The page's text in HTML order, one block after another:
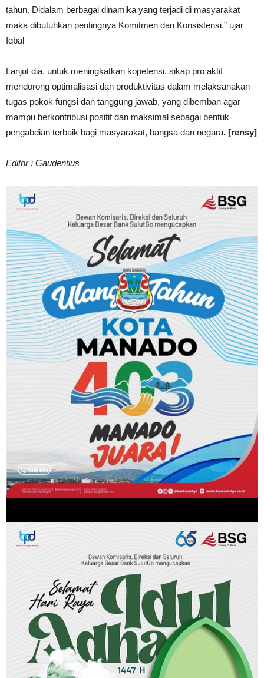
tahun. Didalam berbagai dinamika yang terjadi di masyarakat
maka dibutuhkan pentingnya Komitmen dan Konsistensi,” ujar
Iqbal
Lanjut dia, untuk meningkatkan kopetensi, sikap pro aktif
mendorong optimalisasi dan produktivitas dalam melaksanakan
tugas pokok fungsi dan tanggung jawab, yang dibemban agar
mampu berkontribusi positif dan maksimal sebagai bentuk
pengabdian terbaik bagi masyarakat, bangsa dan negara. [rensy]
Editor : Gaudentius